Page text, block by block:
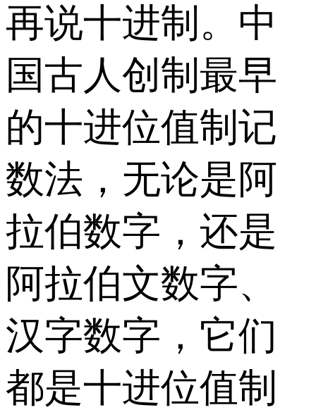
再说十进制。中
国古人创制最早
的十进位值制记
数法，无论是阿
拉伯数字，还是
阿拉伯文数字、
汉字数字，它们
都是十进位值制